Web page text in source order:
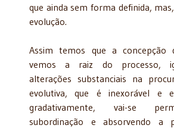
que ainda sem forma definida,
evolução.
Assim temos que a concepção
vemos a raiz do processo,
alterações substanciais na
evolutiva, que é inexorável e
gradativamente, vai-se
subordinação e absorvendo a